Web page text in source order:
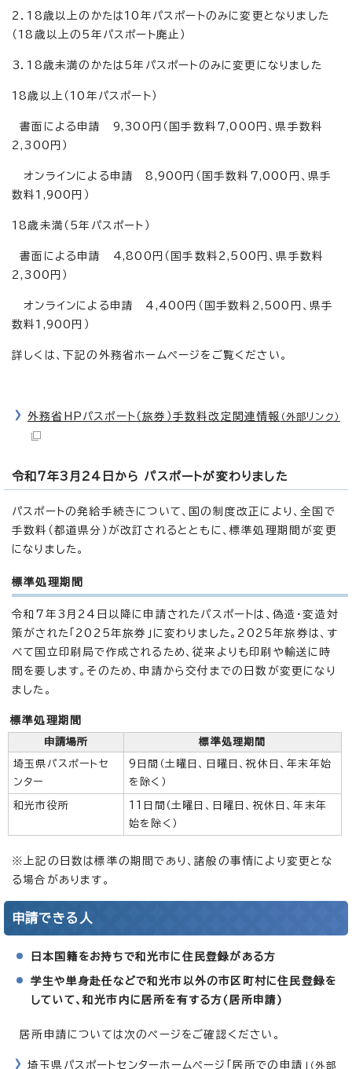
2．18歳以上のかたは10年パスポートのみに変更となりました
（18歳以上の5年パスポート廃止）
3．18歳未満のかたは5年パスポートのみに変更になりました
18歳以上（10年パスポート）
書面による申請 9,300円（国手数料7,000円、県手数料
2,300円）
オンラインによる申請 8,900円（国手数料7,000円、県手
数料1,900円）
18歳未満（5年パスポート）
書面による申請 4,800円（国手数料2,500円、県手数料
2,300円）
オンラインによる申請 4,400円（国手数料2,500円、県手
数料1,900円）
詳しくは、下記の外務省ホームページをご覧ください。
外務省HPパスポート（旅券）手数料改定関連情報 （外部リンク）
令和7年3月24日から パスポートが変わりました
パスポートの発給手続きについて、国の制度改正により、全国で
手数料（都道県分）が改訂されるとともに、標準処理期間が変更
になりました。
標準処理期間
令和7年3月24日以降に申請されたパスポートは、偽造・変造対
策がされた「2025年旅券」に変わりました。2025年旅券は、す
べて国立印刷局で作成されるため、従来よりも印刷や輸送に時
間を要します。そのため、申請から交付までの日数が変更になり
ました。
標準処理期間
申請場所 標準処理期間
埼玉県パスポートセ
ンター
9日間（土曜日、日曜日、祝休日、年末年始
を除く）
和光市役所
11日間（土曜日、日曜日、祝休日、年末年
始を除く）
※上記の日数は標準の期間であり、諸般の事情により変更とな
る場合があります。
申請できる人
日本国籍をお持ちで和光市に住民登録がある方
学生や単身赴任などで和光市以外の市区町村に住民登録を
していて、和光市内に居所を有する方(居所申請)
居所申請については次のページをご確認ください。
埼玉県パスポートセンターホームページ「居所での申請」 （外部